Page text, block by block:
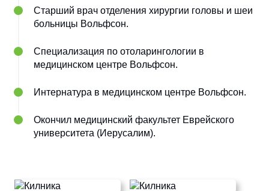
Старший врач отделения хирургии головы и шеи
больницы Вольфсон.
Специализация по отоларингологии в
медицинском центре Вольфсон.
Интернатура в медицинском центре Вольфсон.
Окончил медицинский факультет Еврейского
университета (Иерусалим).